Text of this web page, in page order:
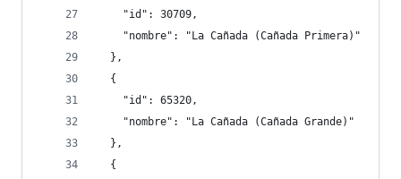
    "id": 30709,
    "nombre": "La Cañada (Cañada Primera)"
  },
  {
    "id": 65320,
    "nombre": "La Cañada (Cañada Grande)"
  },
  {